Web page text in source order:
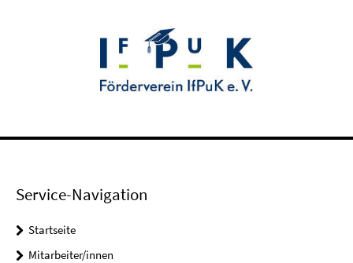
Service-Navigation
Startseite
Mitarbeiter/innen